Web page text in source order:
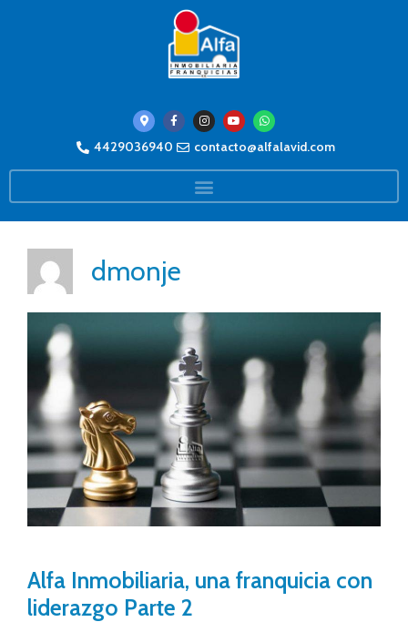
4429036940 contacto@alfalavid.com
dmonje
Alfa Inmobiliaria, una franquicia con
liderazgo Parte 2